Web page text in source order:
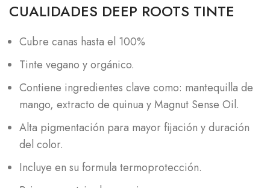
CUALIDADES DEEP ROOTS TINTE
Cubre canas hasta el 100%
Tinte vegano y orgánico.
Contiene ingredientes clave como: mantequilla de
mango, extracto de quinua y Magnut Sense Oil.
Alta pigmentación para mayor fijación y duración
del color.
Incluye en su formula termoprotección.